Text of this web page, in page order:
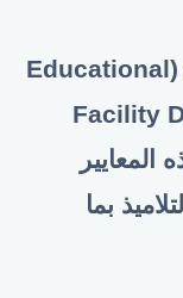
Educational
Facility
بما